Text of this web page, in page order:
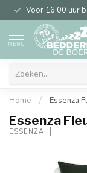
Voor 16:00 uur
MENU
Home / Essenza
Essenza
ESSENZA